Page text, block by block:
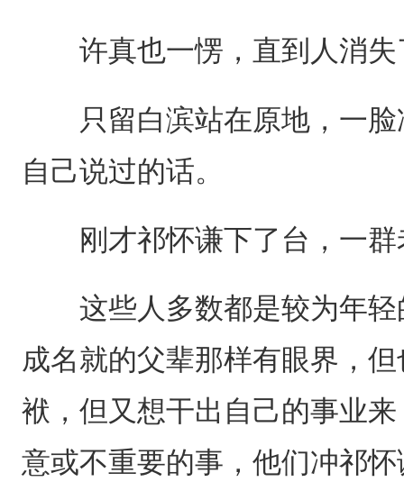
许真也一愣，直到人消失
只留白滨站在原地，一脸
自己说过的话。
刚才祁怀谦下了台，一群
这些人多数都是较为年轻
成名就的父辈那样有眼界，
袱，但又想干出自己的事业
意或不重要的事，他们冲祁